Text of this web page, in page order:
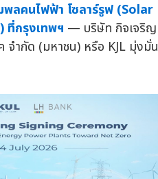
ลคนไฟฟ้า โซลาร์รูฟ (Solar
กรุงเทพฯ — บริษัท กิจเจริญ
จำกัด (มหาชน) หรือ KJL มุ่งมั่น